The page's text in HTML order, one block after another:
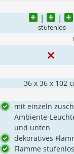
stufenlos
36 x 36 x 102
mit einzeln
Ambiente-
und unten
dekoratives
Flamme stufenlos